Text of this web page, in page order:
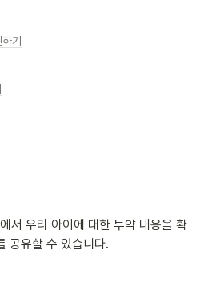
기
서 우리 아이에 대한 투약 내용을 확
공유할 수 있습니다.